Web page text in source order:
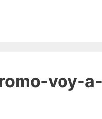
voy-a-